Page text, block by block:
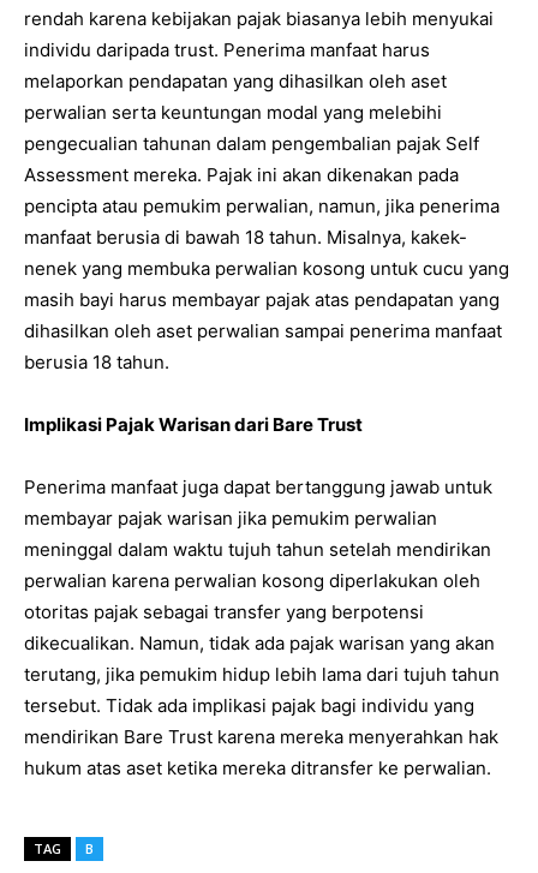
rendah karena kebijakan pajak biasanya lebih menyukai
individu daripada trust. Penerima manfaat harus
melaporkan pendapatan yang dihasilkan oleh aset
perwalian serta keuntungan modal yang melebihi
pengecualian tahunan dalam pengembalian pajak Self
Assessment mereka. Pajak ini akan dikenakan pada
pencipta atau pemukim perwalian, namun, jika penerima
manfaat berusia di bawah 18 tahun. Misalnya, kakek-
nenek yang membuka perwalian kosong untuk cucu yang
masih bayi harus membayar pajak atas pendapatan yang
dihasilkan oleh aset perwalian sampai penerima manfaat
berusia 18 tahun.
Implikasi Pajak Warisan dari Bare Trust
Penerima manfaat juga dapat bertanggung jawab untuk
membayar pajak warisan jika pemukim perwalian
meninggal dalam waktu tujuh tahun setelah mendirikan
perwalian karena perwalian kosong diperlakukan oleh
otoritas pajak sebagai transfer yang berpotensi
dikecualikan. Namun, tidak ada pajak warisan yang akan
terutang, jika pemukim hidup lebih lama dari tujuh tahun
tersebut. Tidak ada implikasi pajak bagi individu yang
mendirikan Bare Trust karena mereka menyerahkan hak
hukum atas aset ketika mereka ditransfer ke perwalian.
TAG B